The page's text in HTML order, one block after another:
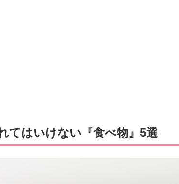
てはいけない『食べ物』5選